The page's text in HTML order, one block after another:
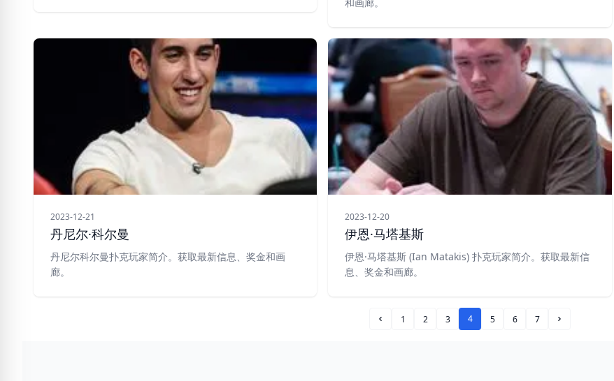
2023-12-21
丹尼尔·科尔曼
丹尼尔科尔曼扑克玩家简介。获取最新信息、奖金和画
廊。
2023-12-20
伊恩·马塔基斯
伊恩·马塔基斯 (Ian Matakis) 扑克玩家简介。获取最新信
息、奖金和画廊。
Prev Page
1 2 3 4 5 6 7 Next Page